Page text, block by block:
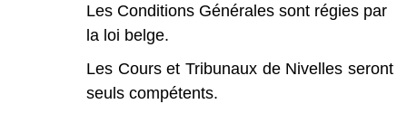
Les Conditions Générales sont régies par
la loi belge.
Les Cours et Tribunaux de Nivelles seront
seuls compétents.